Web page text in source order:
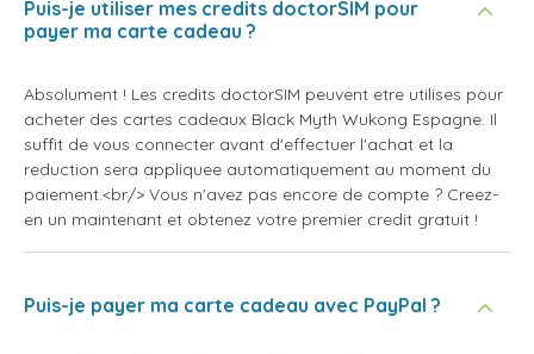
Puis-je utiliser mes credits doctorSIM pour
payer ma carte cadeau ?
Absolument ! Les credits doctorSIM peuvent etre utilises pour
acheter des cartes cadeaux Black Myth Wukong Espagne. Il
suffit de vous connecter avant d'effectuer l'achat et la
reduction sera appliquee automatiquement au moment du
paiement.<br/> Vous n'avez pas encore de compte ? Creez-
en un maintenant et obtenez votre premier credit gratuit !
Puis-je payer ma carte cadeau avec PayPal ?